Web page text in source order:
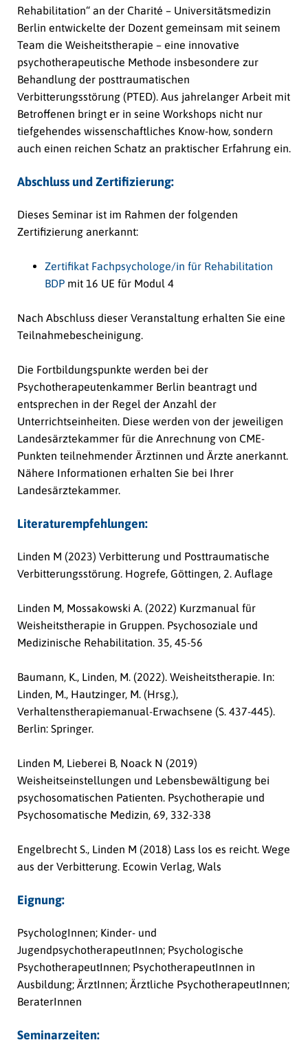
Rehabilitation“ an der Charité – Universitätsmedizin
Berlin entwickelte der Dozent gemeinsam mit seinem
Team die Weisheitstherapie – eine innovative
psychotherapeutische Methode insbesondere zur
Behandlung der posttraumatischen
Verbitterungsstörung (PTED). Aus jahrelanger Arbeit mit
Betroffenen bringt er in seine Workshops nicht nur
tiefgehendes wissenschaftliches Know-how, sondern
auch einen reichen Schatz an praktischer Erfahrung ein.
Abschluss und Zertifizierung:
Dieses Seminar ist im Rahmen der folgenden
Zertifizierung anerkannt:
Zertifikat Fachpsychologe/in für Rehabilitation
BDP mit 16 UE für Modul 4
Nach Abschluss dieser Veranstaltung erhalten Sie eine
Teilnahmebescheinigung.
Die Fortbildungspunkte werden bei der
Psychotherapeutenkammer Berlin beantragt und
entsprechen in der Regel der Anzahl der
Unterrichtseinheiten. Diese werden von der jeweiligen
Landesärztekammer für die Anrechnung von CME-
Punkten teilnehmender Ärztinnen und Ärzte anerkannt.
Nähere Informationen erhalten Sie bei Ihrer
Landesärztekammer.
Literaturempfehlungen:
Linden M (2023) Verbitterung und Posttraumatische
Verbitterungsstörung. Hogrefe, Göttingen, 2. Auflage
Linden M, Mossakowski A. (2022) Kurzmanual für
Weisheitstherapie in Gruppen. Psychosoziale und
Medizinische Rehabilitation. 35, 45-56
Baumann, K., Linden, M. (2022). Weisheitstherapie. In:
Linden, M., Hautzinger, M. (Hrsg.),
Verhaltenstherapiemanual-Erwachsene (S. 437-445).
Berlin: Springer.
Linden M, Lieberei B, Noack N (2019)
Weisheitseinstellungen und Lebensbewältigung bei
psychosomatischen Patienten. Psychotherapie und
Psychosomatische Medizin, 69, 332-338
Engelbrecht S., Linden M (2018) Lass los es reicht. Wege
aus der Verbitterung. Ecowin Verlag, Wals
Eignung:
PsychologInnen; Kinder- und
JugendpsychotherapeutInnen; Psychologische
PsychotherapeutInnen; PsychotherapeutInnen in
Ausbildung; ÄrztInnen; Ärztliche PsychotherapeutInnen;
BeraterInnen
Seminarzeiten: